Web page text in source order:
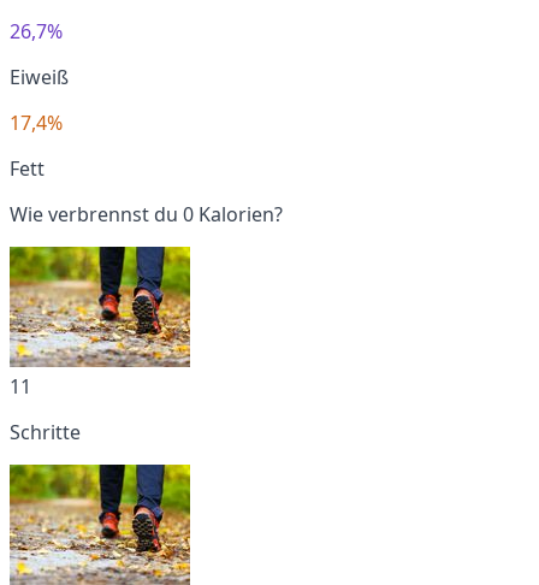
26,7%
Eiweiß
17,4%
Fett
Wie verbrennst du 0 Kalorien?
11
Schritte